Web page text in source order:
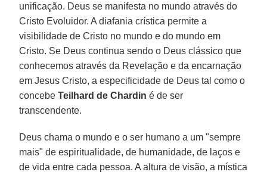
unificação. Deus se manifesta no mundo através do
Cristo Evoluidor. A diafania crística permite a
visibilidade de Cristo no mundo e do mundo em
Cristo. Se Deus continua sendo o Deus clássico que
conhecemos através da Revelação e da encarnação
em Jesus Cristo, a especificidade de Deus tal como o
concebeTeilhard de Chardin é de ser
transcendente.
Deus chama o mundo e o ser humano a um "sempre
mais" de espiritualidade, de humanidade, de laços e
de vida entre cada pessoa. A altura de visão, a mística